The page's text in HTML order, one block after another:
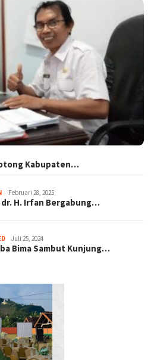
Kabupaten…
Februari 28, 2025
dr. H. Irfan Bergabung…
Juli 25, 2024
Bima Sambut Kunjung…